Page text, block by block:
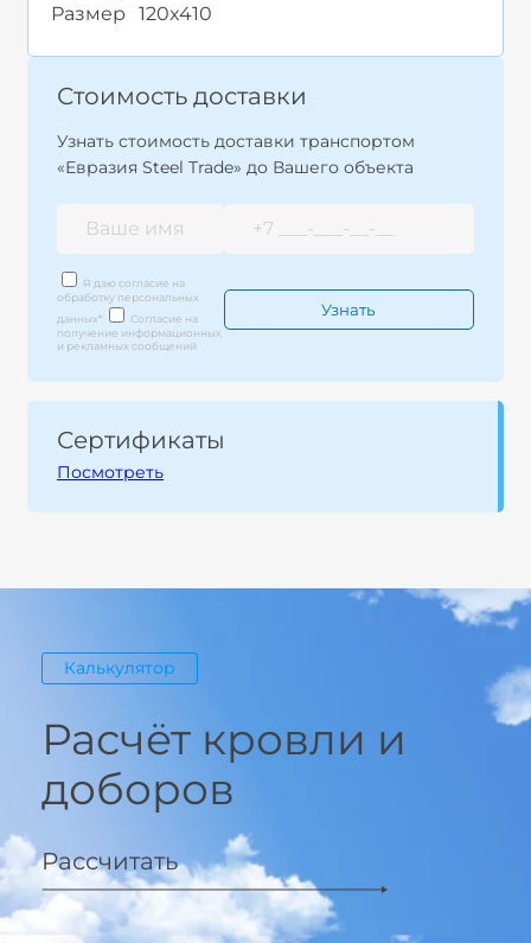
Размер
120x410
Стоимость доставки
Узнать стоимость доставки транспортом
«Евразия Steel Trade» до Вашего объекта
Я даю согласие на
обработку персональных
данных*
Согласие на
получение информационных
и рекламных сообщений
Сертификаты
Посмотреть
Калькулятор
Расчёт кровли и
доборов
Рассчитать